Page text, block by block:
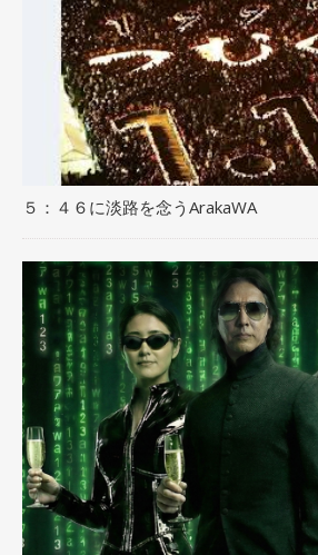
５：４６に淡路を念うArakaWA